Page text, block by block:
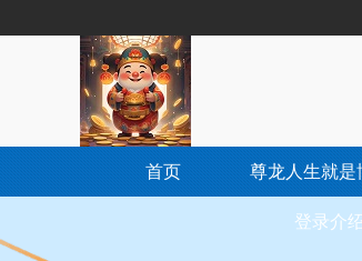
首页 尊龙人生就是
登录介